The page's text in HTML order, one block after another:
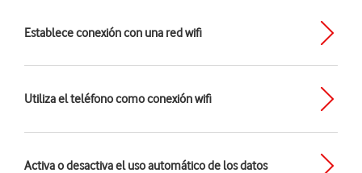
Establece conexión con una red wifi
Utiliza el teléfono como conexión wifi
Activa o desactiva el uso automático de los datos